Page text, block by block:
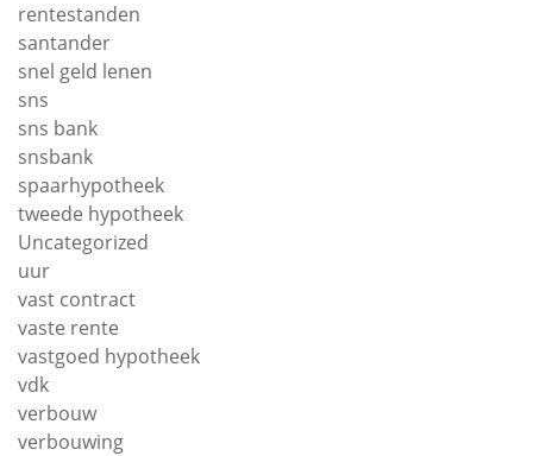
rentestanden
santander
snel geld lenen
sns
sns bank
snsbank
spaarhypotheek
tweede hypotheek
Uncategorized
uur
vast contract
vaste rente
vastgoed hypotheek
vdk
verbouw
verbouwing